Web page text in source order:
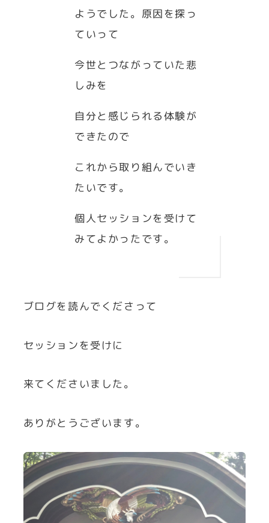
ようでした。原因を探っ
ていって
今世とつながっていた悲
しみを
自分と感じられる体験が
できたので
これから取り組んでいき
たいです。
個人セッションを受けて
みてよかったです。
ブログを読んでくださって
セッションを受けに
来てくださいました。
ありがとうございます。